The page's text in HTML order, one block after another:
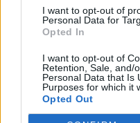
I want to opt-out of
Personal Data for
Opted In
I want to opt-out of
Retention, Sale, and/
Personal Data that Is
Purposes for which it
Opted Out
tartozik, melynek
regisztrációhoz kötött.
Az előfizetés a
Portfolio.hu teljes
Kötéslisták: BÉT
kötéslistái